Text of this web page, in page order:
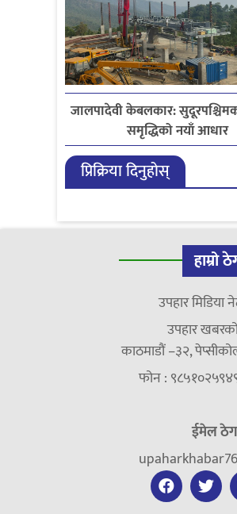
जालपादेवी केबलकार:
समृद्धिको नयाँ आधार
प्रिक्रिया दिनुहोस्
हाम्रो
उपहार मिडिया
उपहार
काठमाडौं –३२,
फोन :
ईमेल